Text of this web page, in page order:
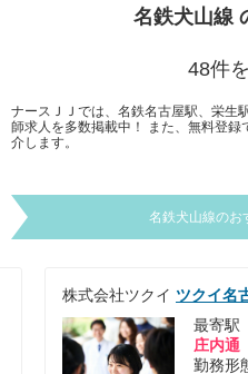
名鉄犬山線
48件
ナースＪＪでは、名鉄名古屋駅、栄生
師求人を多数掲載中！ また、無料登
介します。
名鉄犬山線のお
医療法人 羊蹄会ようてい
最寄駅
西春
勤務形